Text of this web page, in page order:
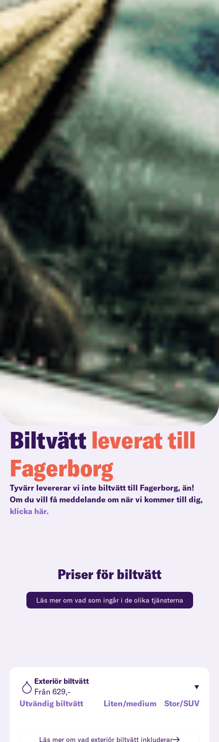
Biltvätt leverat till
Fagerborg
Tyvärr levererar vi inte biltvätt till Fagerborg, än!
Om du vill få meddelande om när vi kommer till dig,
klicka här.
Priser för biltvätt
Läs mer om vad som ingår i de olika tjänsterna
Exteriör biltvätt
Från 629,-
Utvändig biltvätt
Liten/medium Stor/SUV
Läs mer om vad exteriör biltvätt inkluderar